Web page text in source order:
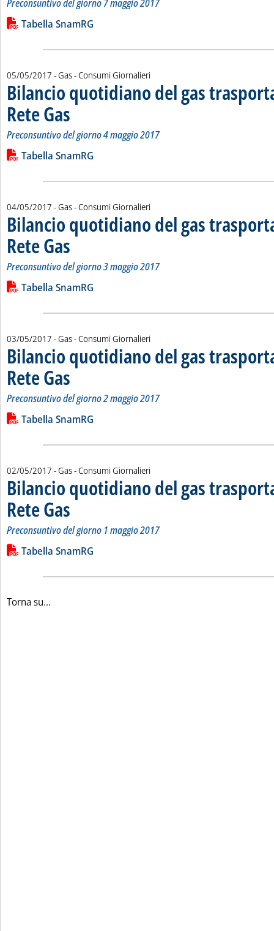
Preconsuntivo del giorno 7 maggio 2017
Leggi tutta la notizia: 'Bilancio quotidiano del gas
Lista allegati PDF alla notizia
Tabella SnamRG
05/05/2017 - Gas - Consumi Giornalieri
Bilancio quotidiano del gas
Rete Gas . Sottotitolo: Preconsuntivo del giorno 4 maggio 2017
. Pubblicata venerdì 05 maggio 2017 alle 11.49.
Preconsuntivo del giorno 4 maggio 2017
Leggi tutta la notizia: 'Bilancio quotidiano del gas
Lista allegati PDF alla notizia
Tabella SnamRG
04/05/2017 - Gas - Consumi Giornalieri
Bilancio quotidiano del gas
Rete Gas . Sottotitolo: Preconsuntivo del giorno 3 maggio 2017
. Pubblicata giovedì 04 maggio 2017 alle 12.56.
Preconsuntivo del giorno 3 maggio 2017
Leggi tutta la notizia: 'Bilancio quotidiano del gas
Lista allegati PDF alla notizia
Tabella SnamRG
03/05/2017 - Gas - Consumi Giornalieri
Bilancio quotidiano del gas
Rete Gas . Sottotitolo: Preconsuntivo del giorno 2 maggio 2017
. Pubblicata mercoledì 03 maggio 2017 alle 12.39.
Preconsuntivo del giorno 2 maggio 2017
Leggi tutta la notizia: 'Bilancio quotidiano del gas
Lista allegati PDF alla notizia
Tabella SnamRG
02/05/2017 - Gas - Consumi Giornalieri
Bilancio quotidiano del gas
Rete Gas . Sottotitolo: Preconsuntivo del giorno 1 maggio 2017
. Pubblicata martedì 02 maggio 2017 alle 13.15.
Preconsuntivo del giorno 1 maggio 2017
Leggi tutta la notizia: 'Bilancio quotidiano del gas
Lista allegati PDF alla notizia
Tabella SnamRG
Torna su...